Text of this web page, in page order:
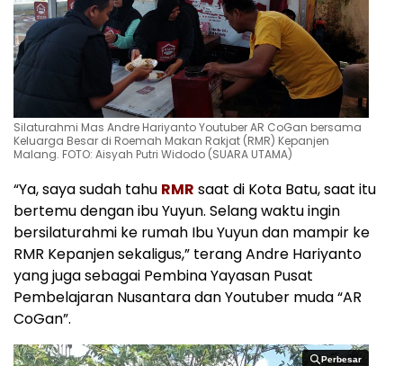
Silaturahmi Mas Andre Hariyanto Youtuber AR CoGan bersama
Keluarga Besar di Roemah Makan Rakjat (RMR) Kepanjen
Malang. FOTO: Aisyah Putri Widodo (SUARA UTAMA)
“Ya, saya sudah tahu RMR saat di Kota Batu, saat itu
bertemu dengan ibu Yuyun. Selang waktu ingin
bersilaturahmi ke rumah Ibu Yuyun dan mampir ke
RMR Kepanjen sekaligus,” terang Andre Hariyanto
yang juga sebagai Pembina Yayasan Pusat
Pembelajaran Nusantara dan Youtuber muda “AR
CoGan”.
Perbesar
Perbesar